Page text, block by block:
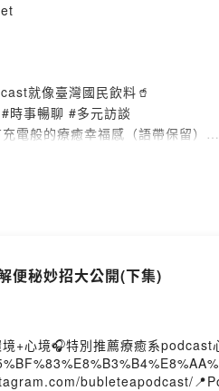
就像臺灣國民飲料🥤
時事暢聊 #多元訪談
電般的療癒幸福感（語帶保留）
便秘妙招大公開(下集)
+心境🎧特別推薦療癒系podcast
bubleteapodcast/